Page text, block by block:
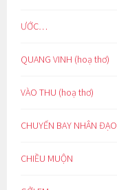
ƯỚC…
QUANG VINH (hoạ thơ)
VÀO THU (hoạ thơ)
CHUYẾN BAY NHÂN ĐẠO
CHIỀU MUỘN